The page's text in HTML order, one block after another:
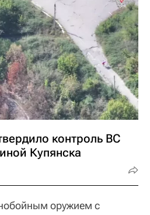
контроль ВС
Купянска
оружием с